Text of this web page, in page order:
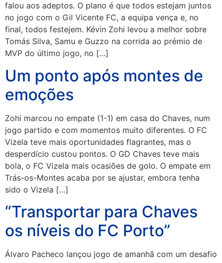
falou aos adeptos. O plano é que todos estejam juntos
no jogo com o Gil Vicente FC, a equipa vença e, no
final, todos festejem. Kévin Zohi levou a melhor sobre
Tomás Silva, Samu e Guzzo na corrida ao prémio de
MVP do último jogo, no […]
Um ponto após montes de
emoções
Zohi marcou no empate (1-1) em casa do Chaves, num
jogo partido e com momentos muito diferentes. O FC
Vizela teve mais oportunidades flagrantes, mas o
desperdício custou pontos. O GD Chaves teve mais
bola, o FC Vizela mais ocasiões de golo. O empate em
Trás-os-Montes acaba por se ajustar, embora tenha
sido o Vizela […]
“Transportar para Chaves
os níveis do FC Porto”
Álvaro Pacheco lançou jogo de amanhã com um desafio